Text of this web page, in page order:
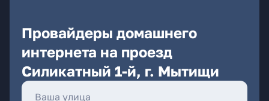
Провайдеры домашнего
интернета на проезд
Силикатный 1-й, г. Мытищи